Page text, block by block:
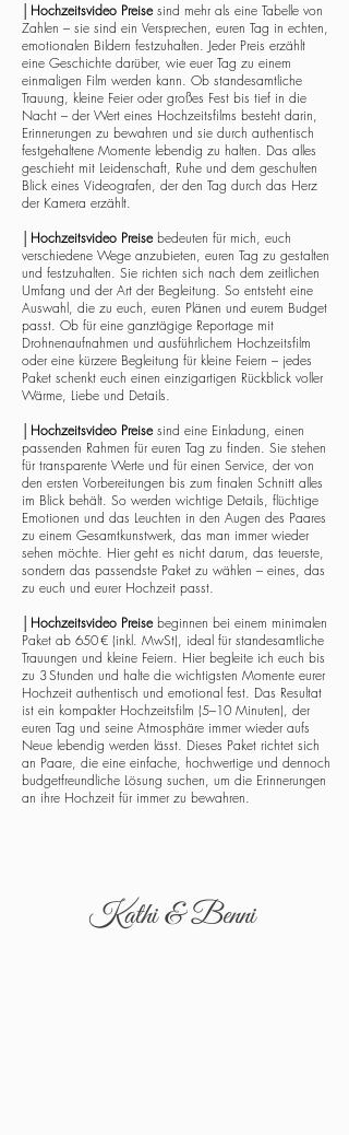
Hochzeitsvideo Preisesind mehr als eine Tabelle von
Zahlen – sie sind ein Versprechen, euren Tag in echten,
emotionalen Bildern festzuhalten. Jeder Preis erzählt
eine Geschichte darüber, wie euer Tag zu einem
einmaligen Film werden kann. Ob standesamtliche
Trauung, kleine Feier oder großes Fest bis tief in die
Nacht – der Wert eines Hochzeitsfilms besteht darin,
Erinnerungen zu bewahren und sie durch authentisch
festgehaltene Momente lebendig zu halten. Das alles
geschieht mit Leidenschaft, Ruhe und dem geschulten
Blick eines Videografen, der den Tag durch das Herz
der Kamera erzählt.
Hochzeitsvideo Preisebedeuten für mich, euch
verschiedene Wege anzubieten, euren Tag zu gestalten
und festzuhalten. Sie richten sich nach dem zeitlichen
Umfang und der Art der Begleitung. So entsteht eine
Auswahl, die zu euch, euren Plänen und eurem Budget
passt. Ob für eine ganztägige Reportage mit
Drohnenaufnahmen und ausführlichem Hochzeitsfilm
oder eine kürzere Begleitung für kleine Feiern – jedes
Paket schenkt euch einen einzigartigen Rückblick voller
Wärme, Liebe und Details.
Hochzeitsvideo Preisesind eine Einladung, einen
passenden Rahmen für euren Tag zu finden. Sie stehen
für transparente Werte und für einen Service, der von
den ersten Vorbereitungen bis zum finalen Schnitt alles
im Blick behält. So werden wichtige Details, flüchtige
Emotionen und das Leuchten in den Augen des Paares
zu einem Gesamtkunstwerk, das man immer wieder
sehen möchte. Hier geht es nicht darum, das teuerste,
sondern das passendste Paket zu wählen – eines, das
zu euch und eurer Hochzeit passt.
Hochzeitsvideo Preisebeginnen bei einem minimalen
Paket ab 650 € (inkl. MwSt), ideal für standesamtliche
Trauungen und kleine Feiern. Hier begleite ich euch bis
zu 3 Stunden und halte die wichtigsten Momente eurer
Hochzeit authentisch und emotional fest. Das Resultat
ist ein kompakter Hochzeitsfilm (5–10 Minuten), der
euren Tag und seine Atmosphäre immer wieder aufs
Neue lebendig werden lässt. Dieses Paket richtet sich
an Paare, die eine einfache, hochwertige und dennoch
budgetfreundliche Lösung suchen, um die Erinnerungen
an ihre Hochzeit für immer zu bewahren.
Kathi & Benni